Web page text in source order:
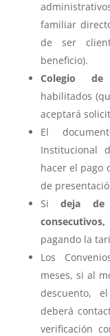
familiar
de ser
beneficio).
Colegio de
habilitados
aceptará
El
Institucional
hacer el pago
de
Sideja
consecutivos,
pagando la
Los
meses, si al
descuento,
deberá
verificación